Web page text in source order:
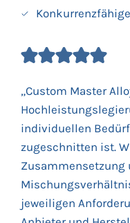
„Custom Master
individuellen
zugeschnitten ist.
Zusammensetzung
jeweiligen